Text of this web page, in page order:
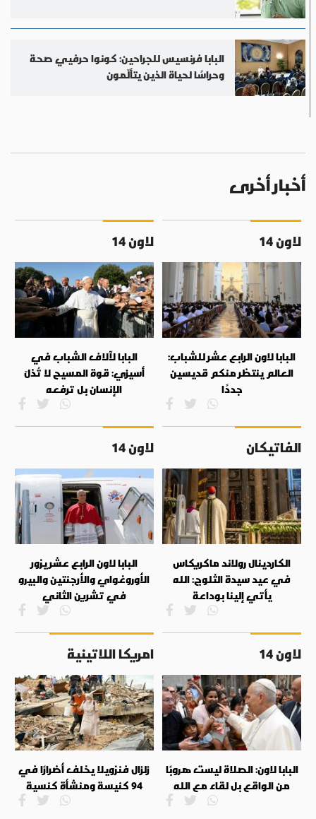
البابا فرنسيس للجراحين: كونوا حرفيي صحة
وحراسًا لحياة الذين يتألّمون
أخبار أخرى
لاون 14
البابا لاون الرابع عشر للشباب:
العالم ينتظر منكم قديسين
جددًا
لاون 14
البابا لآلاف الشباب في
أسيزي: قوة المسيح لا تُذلّ
الإنسان بل ترفعه
الفاتيكان
الكاردينال رولاند ماكريكاس
في عيد سيدة الثلوج: الله
يأتي إلينا بوداعة
لاون 14
البابا لاون الرابع عشر يزور
الأوروغواي والأرجنتين والبيرو
في تشرين الثاني
لاون 14
البابا لاون: الصلاة ليست هروبًا
من الواقع بل لقاء مع الله
امريكا اللاتينية
زلزال فنزويلا يخلف أضرارًا في
94 كنيسة ومنشأة كنسية